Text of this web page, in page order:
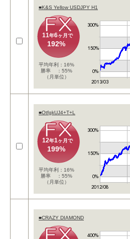
■K&S Yellow USDJPY H1
11年6ヶ月で
192%
平均年利：16%
勝率 ：55%
（月単位）
■OtfgkUJ4+T+L
12年1ヶ月で
199%
平均年利：16%
勝率 ：55%
（月単位）
■CRAZY DIAMOND